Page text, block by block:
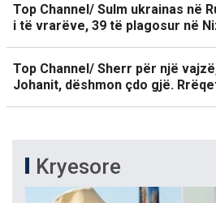
Top Channel/ Sulm ukrainas në
i të vrarëve, 39 të plagosur në
Top Channel/ Sherr për një
Johanit, dëshmon çdo gjë.
Kryesore